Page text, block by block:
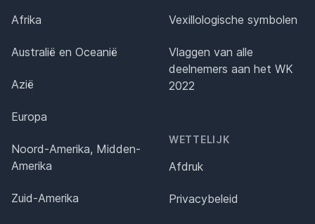
Afrika
Australië en Oceanië
Azië
Europa
Noord-Amerika, Midden-
Amerika
Zuid-Amerika
Vexillologische symbolen
Vlaggen van alle
deelnemers aan het WK
2022
WETTELIJK
Afdruk
Privacybeleid